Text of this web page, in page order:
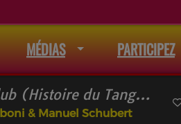
MÉDIAS PARTICIPEZ
Astor PIAZZOLLA Bordel, Night-Club (Histoire du Tango, I / III)
& Manuel Schubert